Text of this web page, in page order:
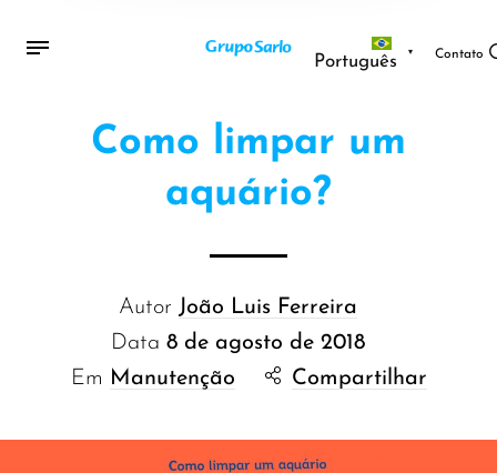
Português Contato
Como limpar um
aquário?
Autor João Luis Ferreira
Data 8 de agosto de 2018
Em Manutenção Compartilhar